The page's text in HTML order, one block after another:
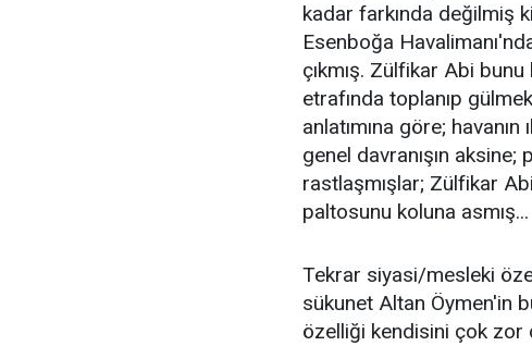
kadar farkında değilmiş
Esenboğa
çıkmış. Zülfikar Abi
etrafında toplanıp
anlatımına göre;
genel davranışın
rastlaşmışlar; Zülfikar
paltosunu koluna asmış...
Tekrar siyasi/mesleki
sükunet Altan Öymen'in
özelliği kendisini çok zor